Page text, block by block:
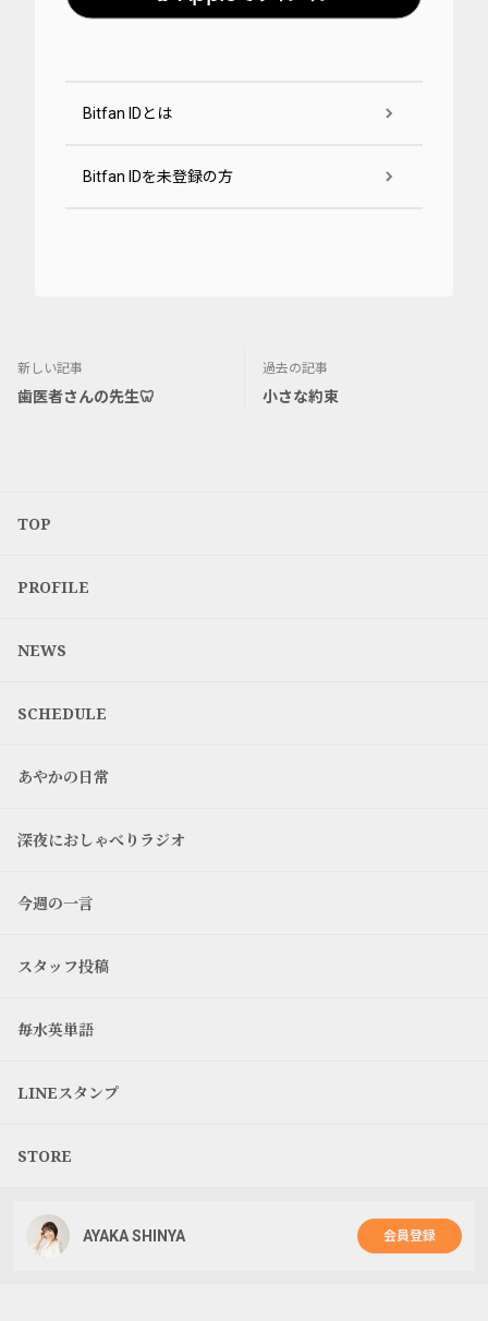
Bitfan IDとは
Bitfan IDを未登録の方
新しい記事
歯医者さんの先生🦷
過去の記事
小さな約束
TOP
PROFILE
NEWS
SCHEDULE
あやかの日常
深夜におしゃべりラジオ
今週の一言
スタッフ投稿
毎水英単語
LINEスタンプ
STORE
AYAKA SHINYA 会員登録